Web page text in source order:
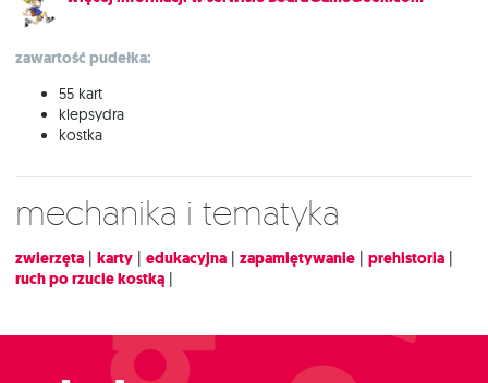
zawartość pudełka:
55 kart
klepsydra
kostka
Mechanika i tematyka
zwierzęta karty edukacyjna zapamiętywanie prehistoria
ruch po rzucie kostką